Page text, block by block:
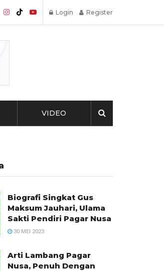
Login Register
VIDEO
Biografi Singkat Gus
Maksum Jauhari, Ulama
Sakti Pendiri Pagar Nusa
30 MEI 2023
Arti Lambang Pagar
Nusa, Penuh Dengan